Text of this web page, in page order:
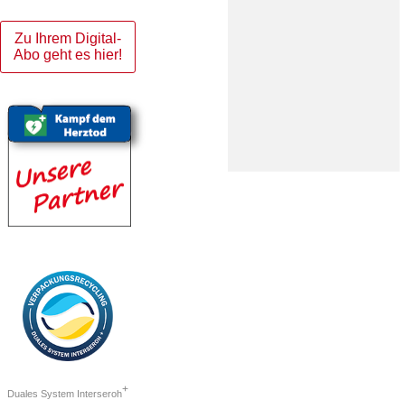
Zu Ihrem Digital-
Abo geht es hier!
Duales System Interseroh+